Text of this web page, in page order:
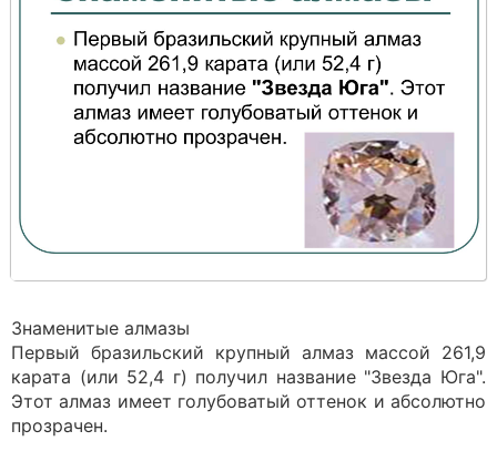
Знаменитые алмазы
Первый бразильский крупный алмаз массой 261,9
карата (или 52,4 г) получил название "Звезда Юга".
Этот алмаз имеет голубоватый оттенок и абсолютно
прозрачен.